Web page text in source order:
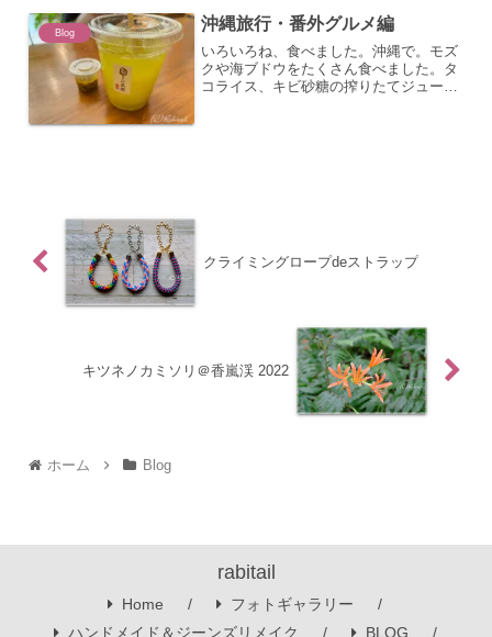
ました。Rabita...
Blog 沖縄旅行・番外グルメ編
いろいろね、食べました。沖縄で。モズ
クや海ブドウをたくさん食べました。タ
コライス、キビ砂糖の搾りたてジュー
クライミングロープdeストラップ
キツネノカミソリ＠香嵐渓 2022
ホーム Blog
rabitail
Home
フォトギャラリー
ハンドメイド＆ジーンズリメイク
BLOG